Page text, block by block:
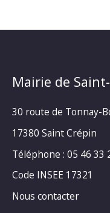
Mairie de
30 route de Tonnay-
17380 Saint Crépin
Téléphone : 05 46 33
Code INSEE 17321
Nous contacter